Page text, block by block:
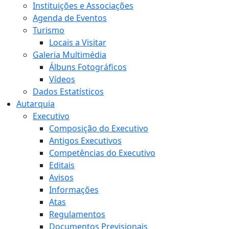
Instituições e Associações
Agenda de Eventos
Turismo
Locais a Visitar
Galeria Multimédia
Álbuns Fotográficos
Vídeos
Dados Estatísticos
Autarquia
Executivo
Composição do Executivo
Antigos Executivos
Competências do Executivo
Editais
Avisos
Informações
Atas
Regulamentos
Documentos Previsionais